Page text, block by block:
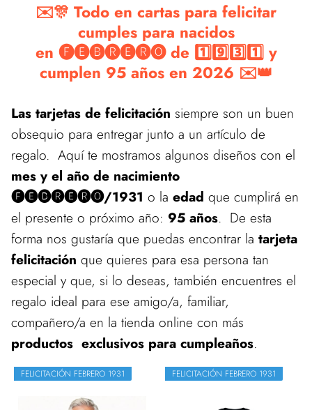
✉️🎊 Todo en cartas para felicitar
cumples para nacidos
en 🅕🅔🅑🅡🅔🅡🅞 de 1️⃣9️⃣3️⃣1️⃣ y
cumplen 95 años en 2026 ✉️👑
Las tarjetas de felicitación siempre son un buen
obsequio para entregar junto a un artículo de
regalo. Aquí te mostramos algunos diseños con el
mes y el año de nacimiento
🅕🅔🅑🅡🅔🅡🅞/1931 o la edad que cumplirá en
el presente o próximo año: 95 años. De esta
forma nos gustaría que puedas encontrar la tarjeta
felicitación que quieres para esa persona tan
especial y que, si lo deseas, también encuentres el
regalo ideal para ese amigo/a, familiar,
compañero/a en la tienda online con más
productos exclusivos para cumpleaños.
FELICITACIÓN FEBRERO 1931 FELICITACIÓN FEBRERO 1931